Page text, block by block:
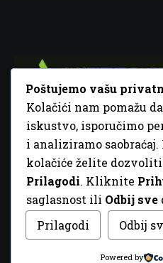
Fra Ivana Jukića br. 2, 72000
+387 32 448 001
info@inz.ba
http://www.inz.ba
© 2026 Sva prava
Poštujemo vašu
Kolačići nam pomažu
iskustvo, isporučimo
i analiziramo
kolačiće želite
Prilagodi. Kliknite
saglasnost ili Odbij sve
Prilagodi
Odbij
Powered by